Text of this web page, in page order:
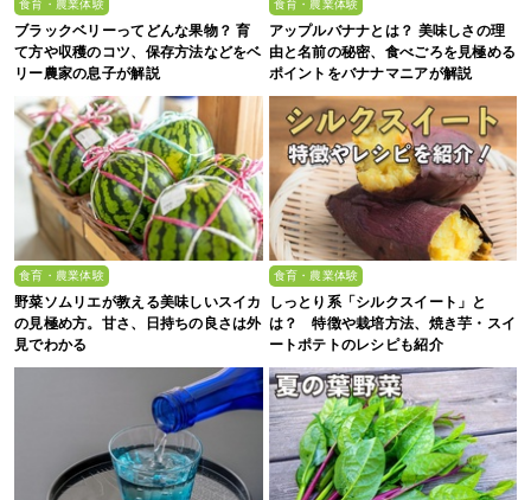
食育・農業体験
ブラックベリーってどんな果物？ 育
て方や収穫のコツ、保存方法などをベ
リー農家の息子が解説
食育・農業体験
アップルバナナとは？ 美味しさの理
由と名前の秘密、食べごろを見極める
ポイントをバナナマニアが解説
食育・農業体験
野菜ソムリエが教える美味しいスイカ
の見極め方。甘さ、日持ちの良さは外
見でわかる
食育・農業体験
しっとり系「シルクスイート」と
は？ 特徴や栽培方法、焼き芋・スイ
ートポテトのレシピも紹介